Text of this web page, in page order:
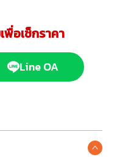
อเช็กราคา
Line OA